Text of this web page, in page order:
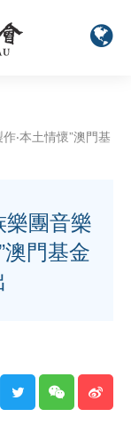
‧本土情懷”澳門基
樂團音樂
澳門基金